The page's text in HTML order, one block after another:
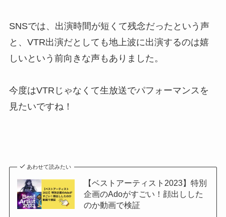
SNSでは、出演時間が短くて残念だったという声
と、VTR出演だとしても地上波に出演するのは嬉
しいという前向きな声もありました。
今度はVTRじゃなくて生放送でパフォーマンスを
見たいですね！
あわせて読みたい
【ベストアーティスト2023】特別
企画のAdoがすごい！顔出しした
のか動画で検証